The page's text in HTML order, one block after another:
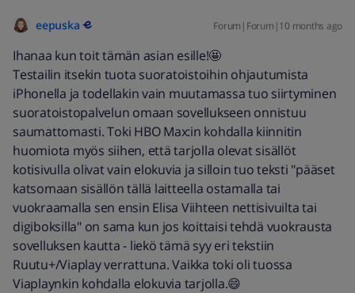
eepuska Forum|Forum|10 months ago
Ihanaa kun toit tämän asian esille!🤩
Testailin itsekin tuota suoratoistoihin ohjautumista
iPhonella ja todellakin vain muutamassa tuo siirtyminen
suoratoistopalvelun omaan sovellukseen onnistuu
saumattomasti. Toki HBO Max:in kohdalla kiinnitin
huomiota myös siihen, että tarjolla olevat sisällöt
kotisivulla olivat vain elokuvia ja silloin tuo teksti "pääset
katsomaan sisällön tällä laitteella ostamalla tai
vuokraamalla sen ensin Elisa Viihteen nettisivuilta tai
digiboksilla" on sama kun jos koittaisi tehdä vuokrausta
sovelluksen kautta - liekö tämä syy eri tekstiin
Ruutu+/Viaplay verrattuna. Vaikka toki oli tuossa
Viaplaynkin kohdalla elokuvia tarjolla.😄